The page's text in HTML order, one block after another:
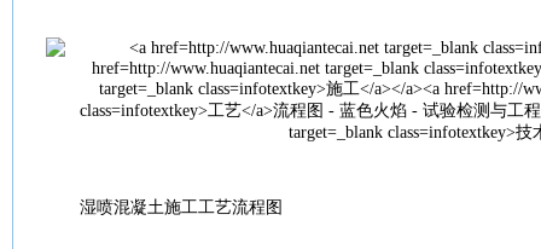
湿喷混凝土施工工艺流程图